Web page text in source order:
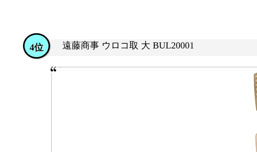
遠藤商事 ウロコ取 大 BUL20001
4位